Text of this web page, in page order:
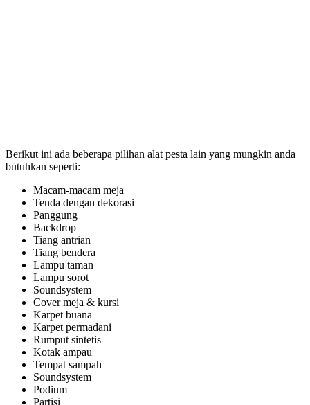
Berikut ini ada beberapa pilihan alat pesta lain yang mungkin anda
butuhkan seperti:
Macam-macam meja
Tenda dengan dekorasi
Panggung
Backdrop
Tiang antrian
Tiang bendera
Lampu taman
Lampu sorot
Soundsystem
Cover meja & kursi
Karpet buana
Karpet permadani
Rumput sintetis
Kotak ampau
Tempat sampah
Soundsystem
Podium
Partisi